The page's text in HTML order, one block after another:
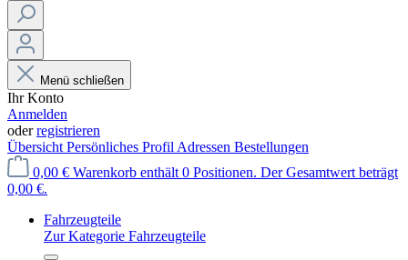
Menü schließen
Ihr Konto
Anmelden
oderregistrieren
Übersicht Persönliches Profil Adressen Bestellungen
0,00 € Warenkorb enthält 0 Positionen. Der Gesamtwert beträgt
0,00 €.
Fahrzeugteile
Zur Kategorie Fahrzeugteile